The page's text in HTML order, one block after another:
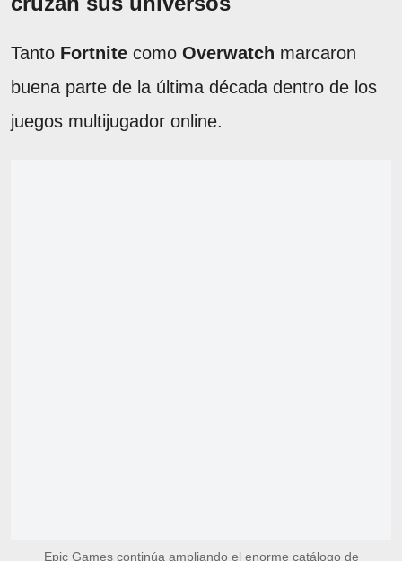
Tanto Fortnite como Overwatch marcaron
buena parte de la última década dentro de los
juegos multijugador online.
Epic Games continúa ampliando el enorme catálogo de